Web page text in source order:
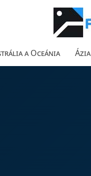
a Oceánia Ázia